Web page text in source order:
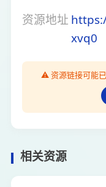
资源地址
xvq0
⚠️ 资源链接可能
相关资源